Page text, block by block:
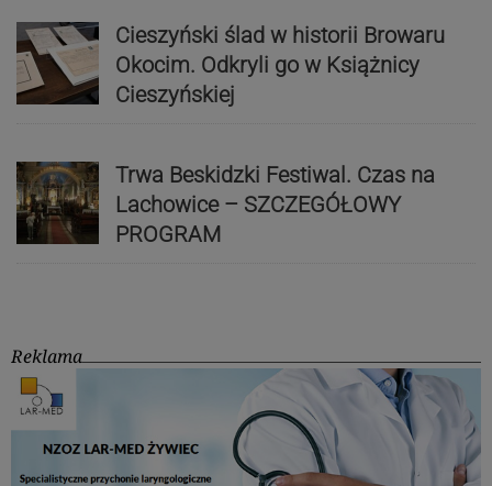
Cieszyński ślad w historii Browaru
Okocim. Odkryli go w Książnicy
Cieszyńskiej
Trwa Beskidzki Festiwal. Czas na
Lachowice – SZCZEGÓŁOWY
PROGRAM
Reklama